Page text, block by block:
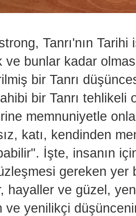
Tanrı'nın
ve bunlar kadar
bir Tanrı
bir Tanrı tehlikeli
memnuniyetle
katı, kendinden
İşte, insanın
gereken yer
hayaller ve güzel,
ve yenilikçi